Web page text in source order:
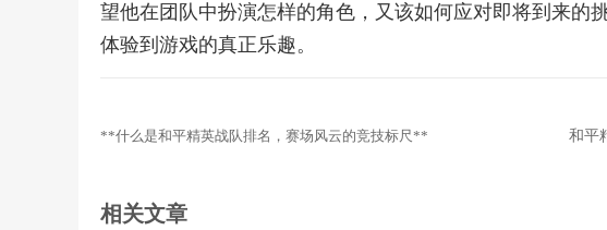
望他在团队中扮演怎样的角色，又该如何应对即将到来的
体验到游戏的真正乐趣。
**什么是和平精英战队排名，赛场风云的竞技标尺**
和平
相关文章